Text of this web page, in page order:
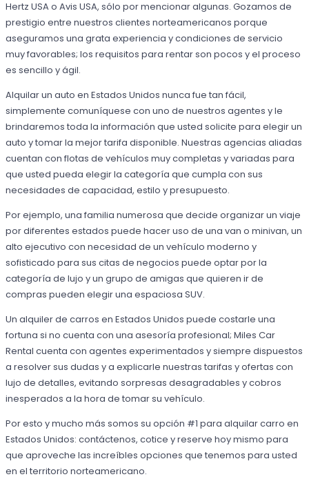
Hertz USA o Avis USA, sólo por mencionar algunas. Gozamos de
prestigio entre nuestros clientes norteamericanos porque
aseguramos una grata experiencia y condiciones de servicio
muy favorables; los requisitos para rentar son pocos y el proceso
es sencillo y ágil.
Alquilar un auto en Estados Unidos nunca fue tan fácil,
simplemente comuníquese con uno de nuestros agentes y le
brindaremos toda la información que usted solicite para elegir un
auto y tomar la mejor tarifa disponible. Nuestras agencias aliadas
cuentan con flotas de vehículos muy completas y variadas para
que usted pueda elegir la categoría que cumpla con sus
necesidades de capacidad, estilo y presupuesto.
Por ejemplo, una familia numerosa que decide organizar un viaje
por diferentes estados puede hacer uso de una van o minivan, un
alto ejecutivo con necesidad de un vehículo moderno y
sofisticado para sus citas de negocios puede optar por la
categoría de lujo y un grupo de amigas que quieren ir de
compras pueden elegir una espaciosa SUV.
Un alquiler de carros en Estados Unidos puede costarle una
fortuna si no cuenta con una asesoría profesional; Miles Car
Rental cuenta con agentes experimentados y siempre dispuestos
a resolver sus dudas y a explicarle nuestras tarifas y ofertas con
lujo de detalles, evitando sorpresas desagradables y cobros
inesperados a la hora de tomar su vehículo.
Por esto y mucho más somos su opción #1 para alquilar carro en
Estados Unidos: contáctenos, cotice y reserve hoy mismo para
que aproveche las increíbles opciones que tenemos para usted
en el territorio norteamericano.